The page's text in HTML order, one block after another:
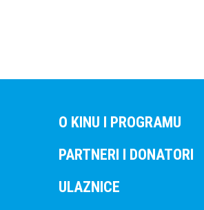
O KINU I PROGRAMU
PARTNERI I DONATORI
ULAZNICE